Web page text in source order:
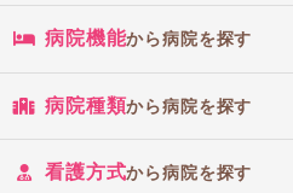
病院機能から病院を探す
病院種類から病院を探す
看護方式から病院を探す